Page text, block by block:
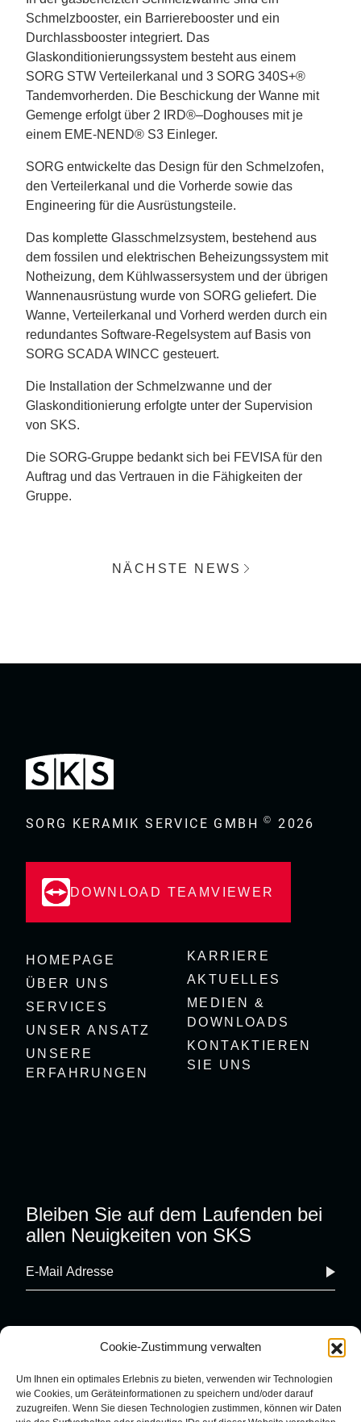
Cookie-Zustimmung verwalten
Um Ihnen ein optimales Erlebnis zu bieten, verwenden wir Technologien
wie Cookies, um Geräteinformationen zu speichern und/oder darauf
zuzugreifen. Wenn Sie diesen Technologien zustimmen, können wir Daten
Schmelzbooster, ein Barrierebooster und ein
Durchlassbooster integriert. Das
Glaskonditionierungssystem besteht aus einem
SORG STW Verteilerkanal und 3 SORG 340S+®
Tandemvorherden. Die Beschickung der Wanne mit
Gemenge erfolgt über 2 IRD®–Doghouses mit je
einem EME-NEND® S3 Einleger.
SORG entwickelte das Design für den Schmelzofen,
den Verteilerkanal und die Vorherde sowie das
Engineering für die Ausrüstungsteile.
Das komplette Glasschmelzsystem, bestehend aus
dem fossilen und elektrischen Beheizungssystem mit
Notheizung, dem Kühlwassersystem und der übrigen
Wannenausrüstung wurde von SORG geliefert. Die
Wanne, Verteilerkanal und Vorherd werden durch ein
redundantes Software-Regelsystem auf Basis von
SORG SCADA WINCC gesteuert.
Die Installation der Schmelzwanne und der
Glaskonditionierung erfolgte unter der Supervision
von SKS.
Die SORG-Gruppe bedankt sich bei FEVISA für den
Auftrag und das Vertrauen in die Fähigkeiten der
Gruppe.
NÄCHSTE NEWS
SORG KERAMIK SERVICE GMBH© 2026
DOWNLOAD TEAMVIEWER
HOMEPAGE
ÜBER UNS
SERVICES
UNSER ANSATZ
UNSERE
ERFAHRUNGEN
KARRIERE
AKTUELLES
MEDIEN &
DOWNLOADS
KONTAKTIEREN
SIE UNS
Bleiben Sie auf dem Laufenden bei
allen Neuigkeiten von SKS